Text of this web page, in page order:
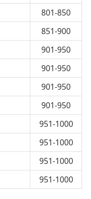
801-850
851-900
901-950
901-950
901-950
901-950
951-1000
951-1000
951-1000
951-1000